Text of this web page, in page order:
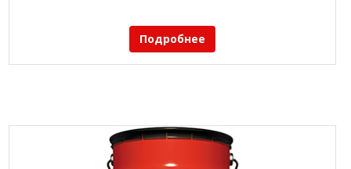
Подробнее